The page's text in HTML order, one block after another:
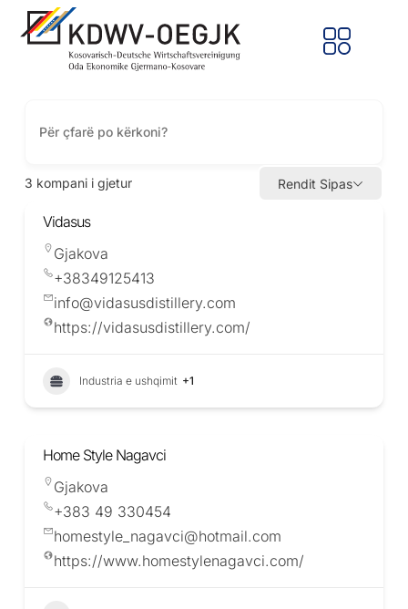
3 kompani i gjetur Rendit Sipas
Vidasus
Gjakova
+38349125413
info@vidasusdistillery.com
https://vidasusdistillery.com/
Industria e ushqimit +1
Home Style Nagavci
Gjakova
+383 49 330454
homestyle_nagavci@hotmail.com
https://www.homestylenagavci.com/